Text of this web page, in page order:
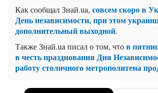
Как сообщал Знай.ua, совсем скоро в
День независимости, при этом
дополнительный выходной.
Также Знай.ua писал о том, чтов
в честь празднования Дня
работу столичного метрополитена